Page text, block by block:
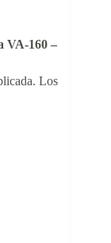
VA-160 –
Los